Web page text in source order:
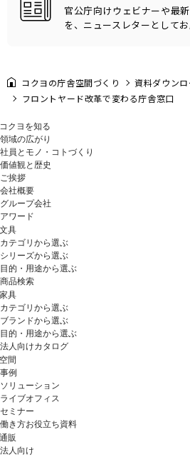
官公庁向けウェビナーや最
を、ニュースレターとして
コクヨの庁舎空間づくり
資料ダウンロ
フロントヤード改革で変わる庁舎窓口
コクヨを知る
領域の広がり
社員とモノ・コトづくり
価値観と歴史
ご挨拶
会社概要
グループ会社
アワード
文具
カテゴリから選ぶ
シリーズから選ぶ
目的・用途から選ぶ
商品検索
家具
カテゴリから選ぶ
ブランドから選ぶ
目的・用途から選ぶ
法人向けカタログ
空間
事例
ソリューション
ライブオフィス
セミナー
働き方お役立ち資料
通販
法人向け